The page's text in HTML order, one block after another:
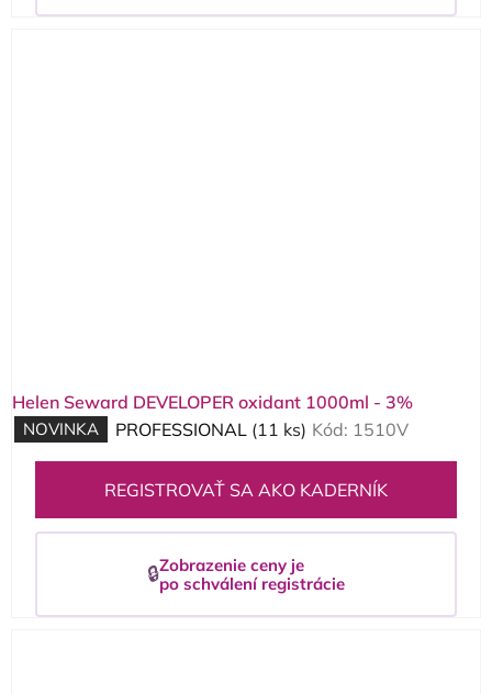
Helen Seward DEVELOPER oxidant 1000ml - 3%
NOVINKA PROFESSIONAL (11 ks) Kód: 1510V
REGISTROVAŤ SA AKO KADERNÍK
🔒Zobrazenie ceny je
po schválení registrácie